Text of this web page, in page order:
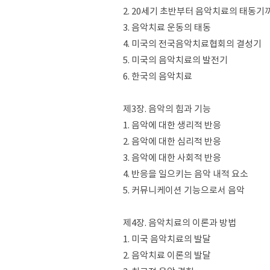
2. 20세기 초반부터 음악치료의 태동기
3. 음악치료 운동의 태동
4. 미국의 전국음악치료협회의 결성기
5. 미국의 음악치료의 발전기
6. 한국의 음악치료
제3장. 음악의 힘과 기능
1. 음악에 대한 생리적 반응
2. 음악에 대한 심리적 반응
3. 음악에 대한 사회적 반응
4. 반응을 일으키는 음악 내적 요소
5. 커뮤니케이션 기능으로서 음악
제4장. 음악치료의 이론과 방법
1. 미국 음악치료의 발달
2. 음악치료 이론의 발달